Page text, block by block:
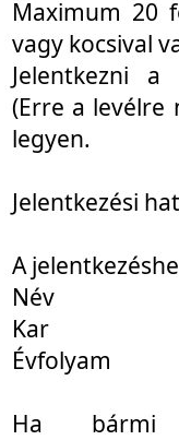
Maximum 20
vagy kocsival
Jelentkezni a
(Erre a levélre
legyen.
Jelentkezési
A
Név
Kar
Évfolyam
Ha